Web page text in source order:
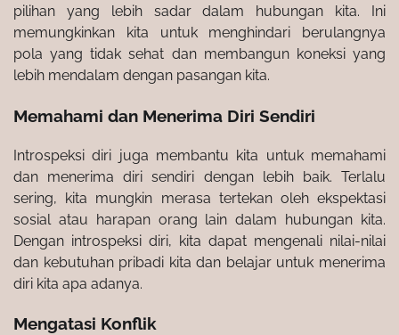
pilihan yang lebih sadar dalam hubungan kita. Ini
memungkinkan kita untuk menghindari berulangnya
pola yang tidak sehat dan membangun koneksi yang
lebih mendalam dengan pasangan kita.
Memahami dan Menerima Diri Sendiri
Introspeksi diri juga membantu kita untuk memahami
dan menerima diri sendiri dengan lebih baik. Terlalu
sering, kita mungkin merasa tertekan oleh ekspektasi
sosial atau harapan orang lain dalam hubungan kita.
Dengan introspeksi diri, kita dapat mengenali nilai-nilai
dan kebutuhan pribadi kita dan belajar untuk menerima
diri kita apa adanya.
Mengatasi Konflik